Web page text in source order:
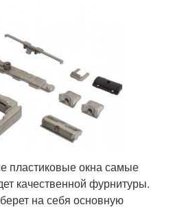
пластиковые окна самые
качественной фурнитуры.
на себя основную